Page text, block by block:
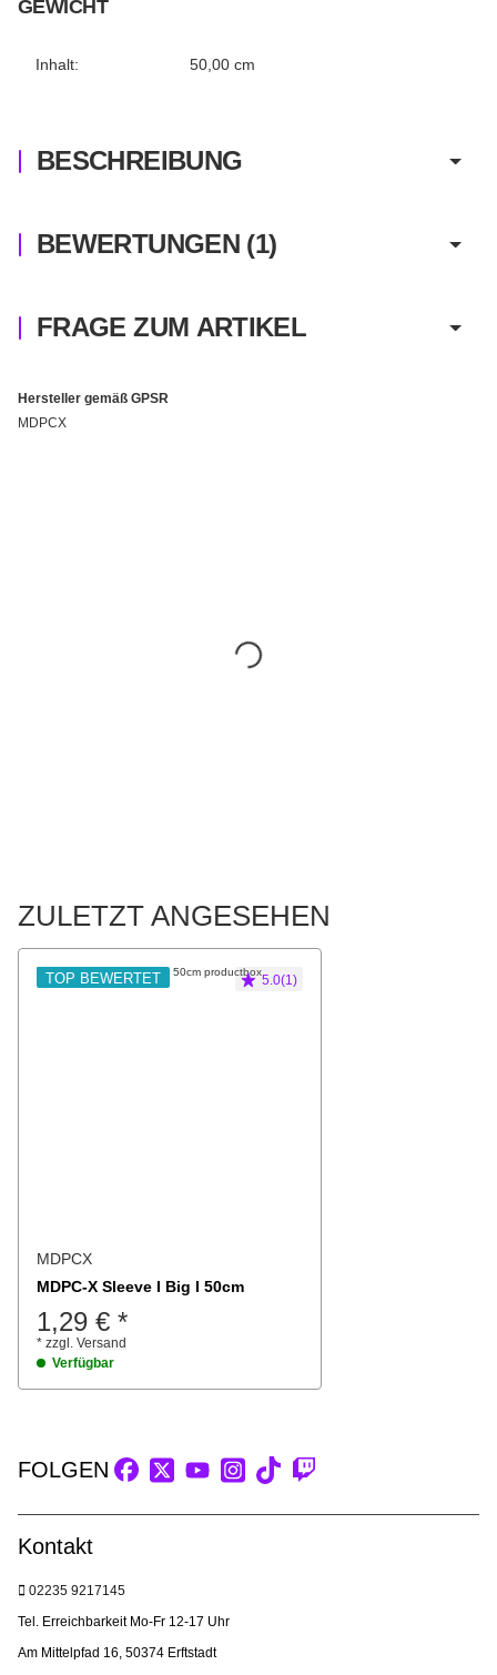
EWICHT
Inhalt: 50,00 cm
BESCHREIBUNG
BEWERTUNGEN (1)
FRAGE ZUM ARTIKEL
Hersteller gemäß GPSR
MDPCX
ZULETZT ANGESEHEN
TOP BEWERTET 5.0(1)
MDPCX
MDPC-X Sleeve I Big I 50cm
1,29 € *
* zzgl. Versand
Verfügbar
FOLGEN
Kontakt
02235 9217145
Tel. Erreichbarkeit Mo-Fr 12-17 Uhr
Am Mittelpfad 16, 50374 Erftstadt